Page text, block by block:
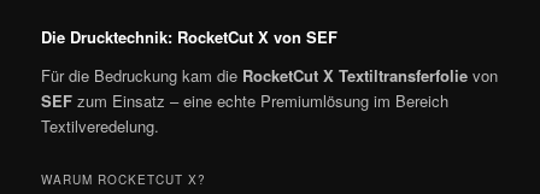
Die Drucktechnik: RocketCut X von SEF
Für die Bedruckung kam die RocketCut X Textiltransferfolie von
SEF zum Einsatz – eine echte Premiumlösung im Bereich
Textilveredelung.
WARUM ROCKETCUT X?